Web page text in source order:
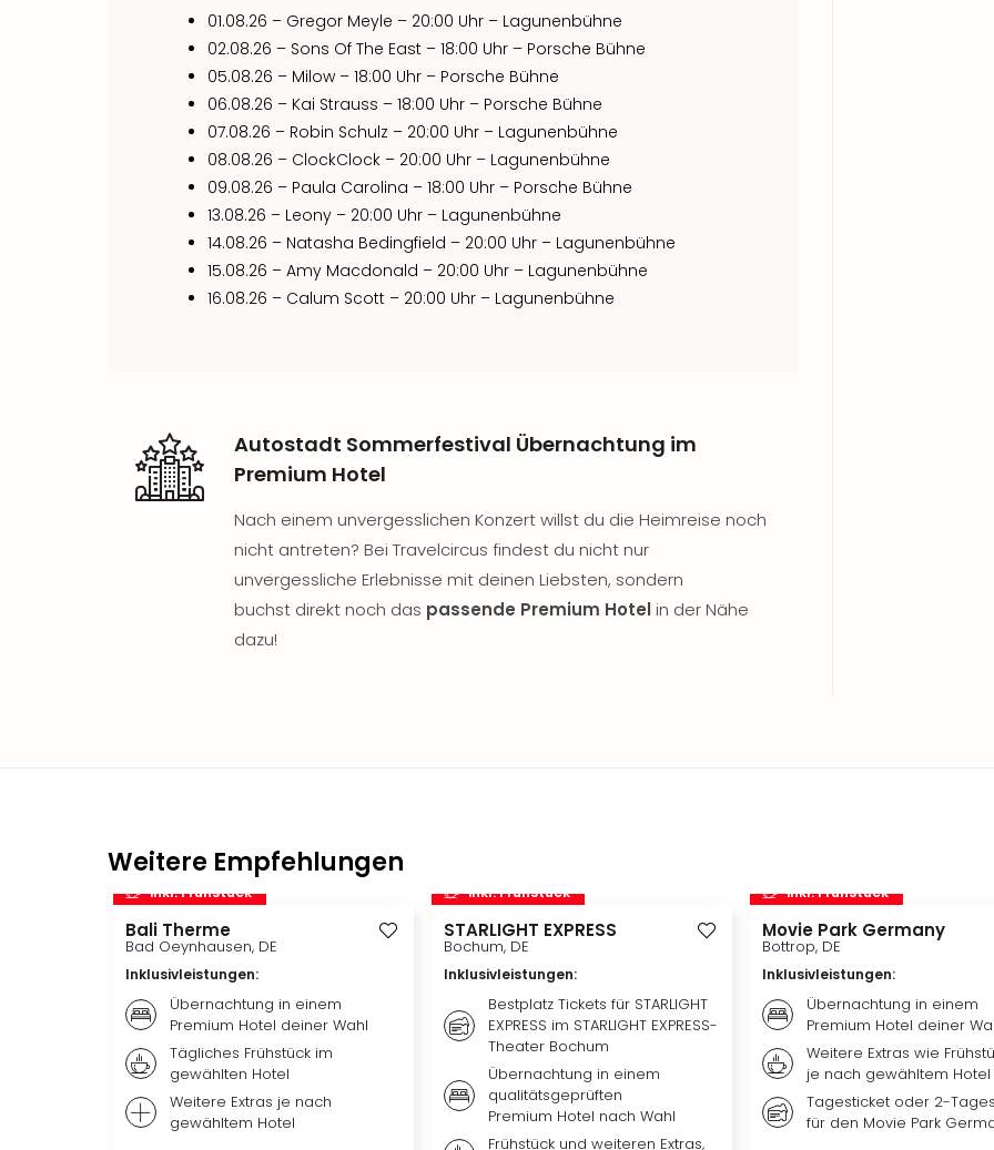
01.08.26 – Gregor Meyle – 20:00 Uhr – Lagunenbühne
02.08.26 – Sons Of The East – 18:00 Uhr – Porsche Bühne
05.08.26 – Milow – 18:00 Uhr – Porsche Bühne
06.08.26 – Kai Strauss – 18:00 Uhr – Porsche Bühne
07.08.26 – Robin Schulz – 20:00 Uhr – Lagunenbühne
08.08.26 – ClockClock – 20:00 Uhr – Lagunenbühne
09.08.26 – Paula Carolina – 18:00 Uhr – Porsche Bühne
13.08.26 – Leony – 20:00 Uhr – Lagunenbühne
14.08.26 – Natasha Bedingfield – 20:00 Uhr – Lagunenbühne
15.08.26 – Amy Macdonald – 20:00 Uhr – Lagunenbühne
16.08.26 – Calum Scott – 20:00 Uhr – Lagunenbühne
Autostadt Sommerfestival Übernachtung im
Premium Hotel
Nach einem unvergesslichen Konzert willst du die Heimreise noch
nicht antreten? Bei Travelcircus findest du nicht nur
unvergessliche Erlebnisse mit deinen Liebsten, sondern
buchst direkt noch das passende Premium Hotelin der Nähe
dazu!
Weitere Empfehlungen
inkl. Frühstück
Bali Therme
Bad Oeynhausen, DE
Inklusivleistungen:
Übernachtung in einem
Premium Hotel deiner Wahl
Tägliches Frühstück im
gewählten Hotel
Weitere Extras je nach
gewähltem Hotel
inkl. Frühstück
STARLIGHT EXPRESS
Bochum, DE
Inklusivleistungen:
Bestplatz Tickets für STARLIGHT
EXPRESS im STARLIGHT EXPRESS-
Theater Bochum
Übernachtung in einem
qualitätsgeprüften
Premium Hotel nach Wahl
Frühstück und weiteren Extras,
inkl. Frühstück
Movie Park Germany
Bottrop, DE
Inklusivleistungen:
Übernachtung in einem
Premium Hotel deiner
Weitere Extras wie
je nach gewähltem Hotel
Tagesticket oder 2-
für den Movie Park